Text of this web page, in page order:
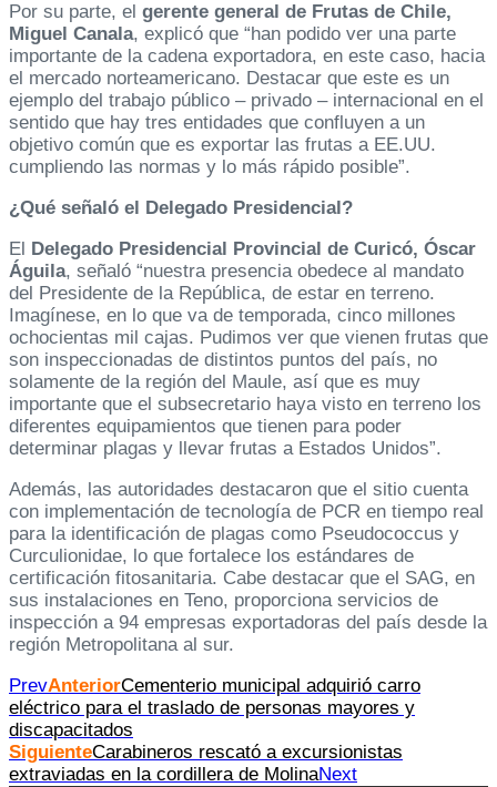
Por su parte, el gerente general de Frutas de Chile,
Miguel Canala, explicó que “han podido ver una parte
importante de la cadena exportadora, en este caso, hacia
el mercado norteamericano. Destacar que este es un
ejemplo del trabajo público – privado – internacional en el
sentido que hay tres entidades que confluyen a un
objetivo común que es exportar las frutas a EE.UU.
cumpliendo las normas y lo más rápido posible”.
¿Qué señaló el Delegado Presidencial?
El Delegado Presidencial Provincial de Curicó, Óscar
Águila, señaló “nuestra presencia obedece al mandato
del Presidente de la República, de estar en terreno.
Imagínese, en lo que va de temporada, cinco millones
ochocientas mil cajas. Pudimos ver que vienen frutas que
son inspeccionadas de distintos puntos del país, no
solamente de la región del Maule, así que es muy
importante que el subsecretario haya visto en terreno los
diferentes equipamientos que tienen para poder
determinar plagas y llevar frutas a Estados Unidos”.
Además, las autoridades destacaron que el sitio cuenta
con implementación de tecnología de PCR en tiempo real
para la identificación de plagas como Pseudococcus y
Curculionidae, lo que fortalece los estándares de
certificación fitosanitaria. Cabe destacar que el SAG, en
sus instalaciones en Teno, proporciona servicios de
inspección a 94 empresas exportadoras del país desde la
región Metropolitana al sur.
PrevAnteriorCementerio municipal adquirió carro
eléctrico para el traslado de personas mayores y
discapacitados
SiguienteCarabineros rescató a excursionistas
extraviadas en la cordillera de MolinaNext